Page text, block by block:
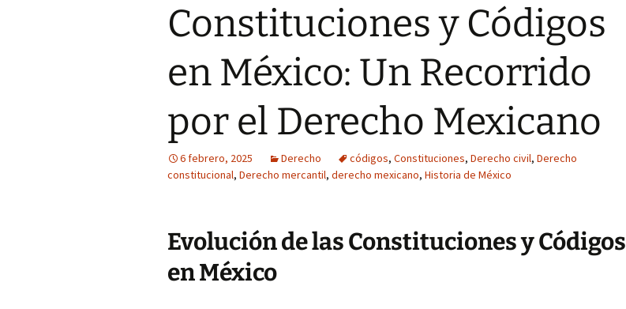
Constituciones y Códigos
en México: Un Recorrido
por el Derecho Mexicano
6 febrero, 2025 Derecho códigos, Constituciones, Derecho civil, Derecho
constitucional, Derecho mercantil, derecho mexicano, Historia de México
Evolución de las Constituciones y Códigos
en México